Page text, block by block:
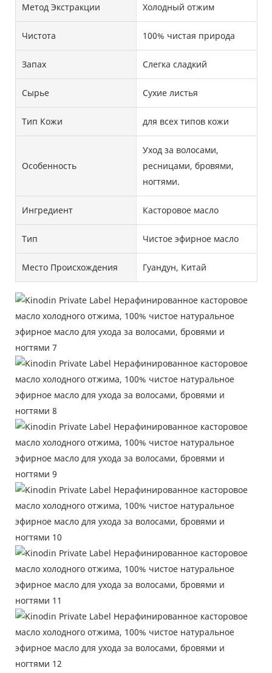
Метод Экстракции Холодный отжим
Чистота 100% чистая природа
Запах Слегка сладкий
Сырье Сухие листья
Тип Кожи для всех типов кожи
Особенность
Уход за волосами,
ресницами, бровями,
ногтями.
Ингредиент Касторовое масло
Тип Чистое эфирное масло
Место Происхождения Гуандун, Китай